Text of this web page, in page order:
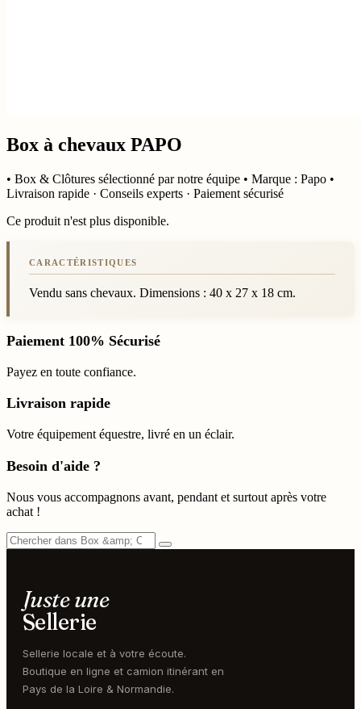
Box à chevaux PAPO
• Box & Clôtures sélectionné par notre équipe • Marque : Papo •
Livraison rapide · Conseils experts · Paiement sécurisé
Ce produit n'est plus disponible.
Vendu sans chevaux. Dimensions : 40 x 27 x 18 cm.
Paiement 100% Sécurisé
Payez en toute confiance.
Livraison rapide
Votre équipement équestre, livré en un éclair.
Besoin d'aide ?
Nous vous accompagnons avant, pendant et surtout après votre
achat !
Juste une
Sellerie
Sellerie locale et à votre écoute.
Boutique en ligne et camion itinérant en
Pays de la Loire & Normandie.